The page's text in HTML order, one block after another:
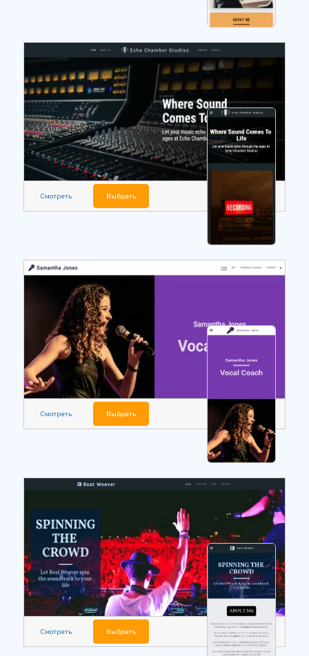
Смотреть Выбрать
Смотреть Выбрать
Смотреть Выбрать